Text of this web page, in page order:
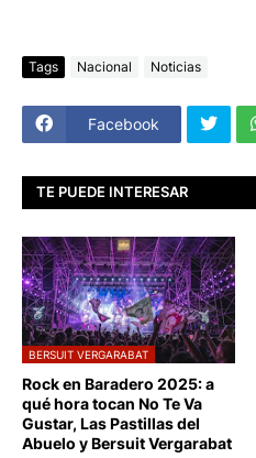
Tags Nacional Noticias
Facebook
TE PUEDE INTERESAR
BERSUIT VERGARABAT
Rock en Baradero 2025: a
qué hora tocan No Te Va
Gustar, Las Pastillas del
Abuelo y Bersuit Vergarabat